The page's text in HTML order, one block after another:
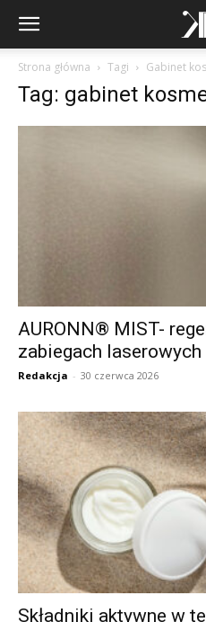
Strona główna Tagi Gabinet
Tag: gabinet
AURONN® MIST-
zabiegach laserowych
Redakcja - 30 czerwca 2026
Składniki aktywne w